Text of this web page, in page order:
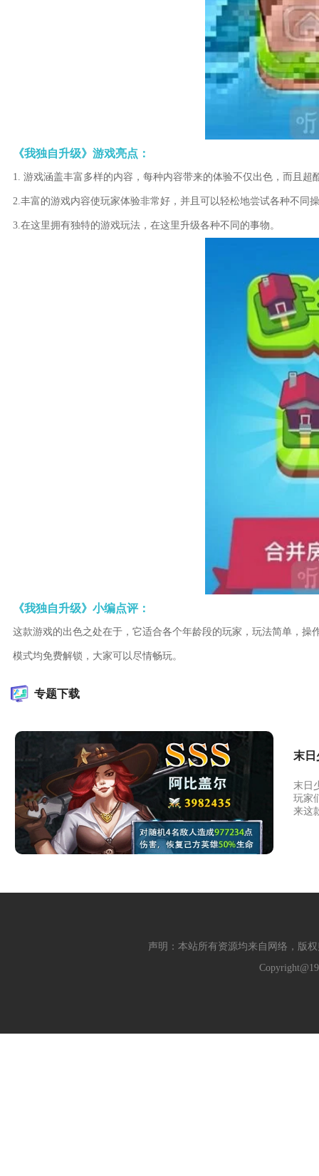
《我独自升级》游戏亮点：
1. 游戏涵盖丰富多样的内容，每种内容带来的体验不仅出色，而且超
2.丰富的游戏内容使玩家体验非常好，并且可以轻松地尝试各种不同
3.在这里拥有独特的游戏玩法，在这里升级各种不同的事物。
《我独自升级》小编点评：
这款游戏的出色之处在于，它适合各个年龄段的玩家，玩法简单，
模式均免费解锁，大家可以尽情畅玩。
专题下载
末日
末日
玩家
来这
声明：本站所有资源均来自网络，版